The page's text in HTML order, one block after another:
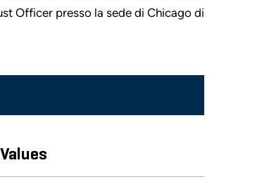
Officer presso la sede di Chicago di